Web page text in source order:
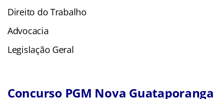
Direito do Trabalho
Advocacia
Legislação Geral
Concurso PGM Nova Guataporanga